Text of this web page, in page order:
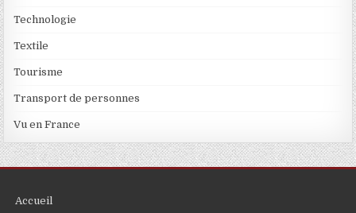
Technologie
Textile
Tourisme
Transport de personnes
Vu en France
Accueil